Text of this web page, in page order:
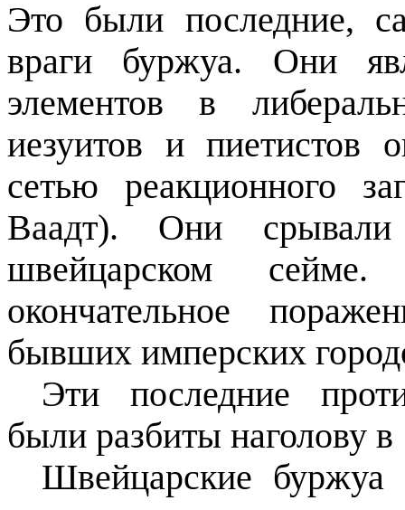
Это были последние,
враги буржуа. Они
элементов в
иезуитов и
сетью реакционного
Ваадт). Они
швейцарском
окончательное
бывших имперских
Эти последние
были разбиты наголову в
Швейцарские